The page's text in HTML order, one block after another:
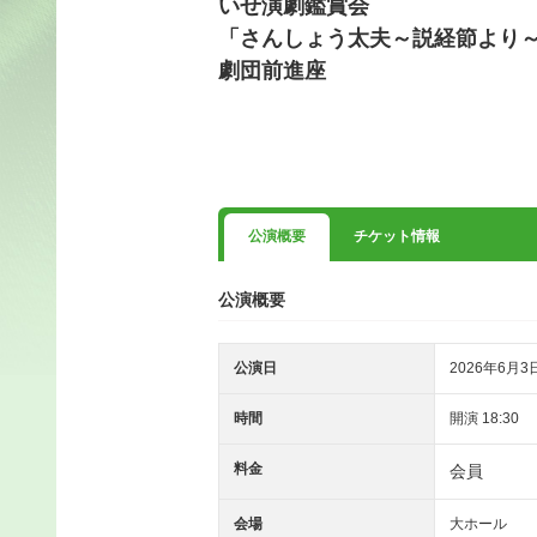
いせ演劇鑑賞会
「さんしょう太夫～説経節より～
劇団前進座
公演概要 チケット情報
公演概要
公演日 2026年6月3
時間 開演 18:30
料金 会員
会場 大ホール